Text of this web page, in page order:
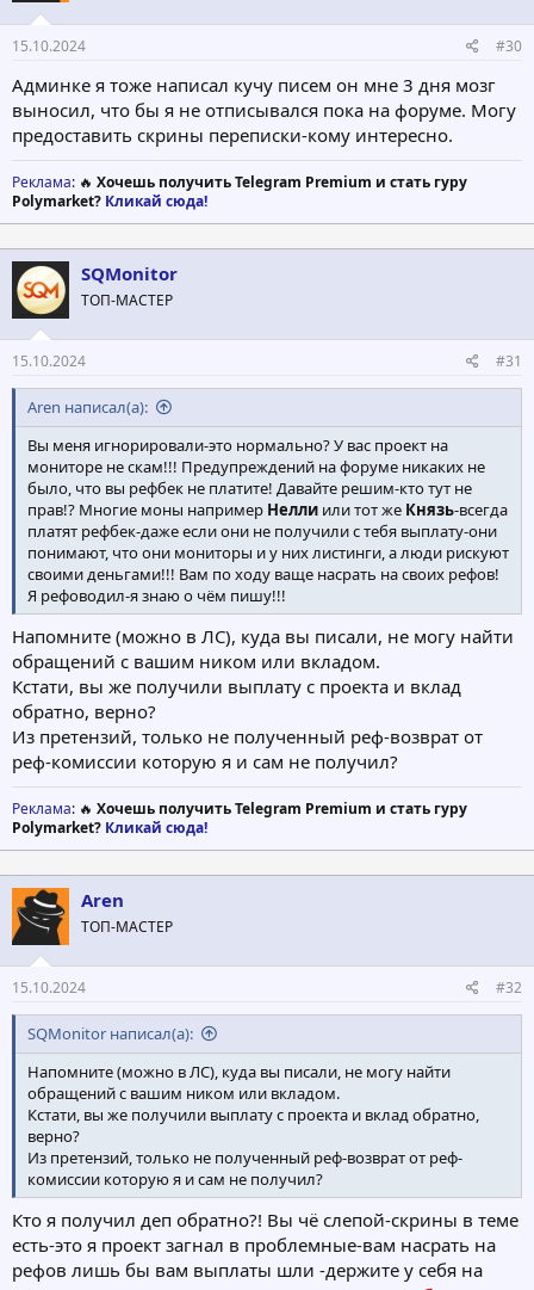
15.10.2024 #30
Админке я тоже написал кучу писем он мне 3 дня мозг
выносил, что бы я не отписывался пока на форуме. Могу
предоставить скрины переписки-кому интересно.
Реклама: 🔥 Хочешь получить Telegram Premium и стать гуру
Polymarket? Кликай сюда!
SQMonitor
ТОП-МАСТЕР
15.10.2024 #31
Aren написал(а):
Вы меня игнорировали-это нормально? У вас проект на
мониторе не скам!!! Предупреждений на форуме никаких не
было, что вы рефбек не платите! Давайте решим-кто тут не
прав!? Многие моны например Нелли или тот же Князь-всегда
платят рефбек-даже если они не получили с тебя выплату-они
понимают, что они мониторы и у них листинги, а люди рискуют
своими деньгами!!! Вам по ходу ваще насрать на своих рефов!
Я рефоводил-я знаю о чём пишу!!!
Напомните (можно в ЛС), куда вы писали, не могу найти
обращений с вашим ником или вкладом.
Кстати, вы же получили выплату с проекта и вклад
обратно, верно?
Из претензий, только не полученный реф-возврат от
реф-комиссии которую я и сам не получил?
Реклама: 🔥 Хочешь получить Telegram Premium и стать гуру
Polymarket? Кликай сюда!
Aren
ТОП-МАСТЕР
15.10.2024 #32
SQMonitor написал(а):
Напомните (можно в ЛС), куда вы писали, не могу найти
обращений с вашим ником или вкладом.
Кстати, вы же получили выплату с проекта и вклад обратно,
верно?
Из претензий, только не полученный реф-возврат от реф-
комиссии которую я и сам не получил?
Кто я получил деп обратно?! Вы чё слепой-скрины в теме
есть-это я проект загнал в проблемные-вам насрать на
рефов лишь бы вам выплаты шли -держите у себя на